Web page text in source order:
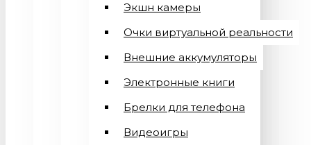
Экшн камеры
Очки виртуальной реальности
Внешние аккумуляторы
Электронные книги
Брелки для телефона
Видеоигры